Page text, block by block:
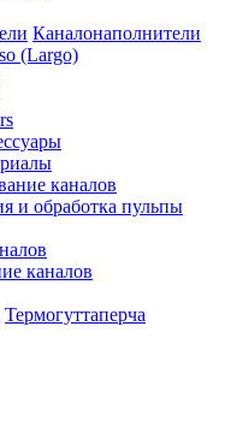
Каналонаполнители
(Largo)
каналов
и обработка пульпы
каналов
Термогуттаперча